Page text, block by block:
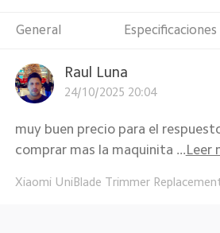
General Especificaciones
Raul Luna
24/10/2025 20:04
muy buen precio para el
comprar mas la maquinita ...Leer
Xiaomi UniBlade Trimmer